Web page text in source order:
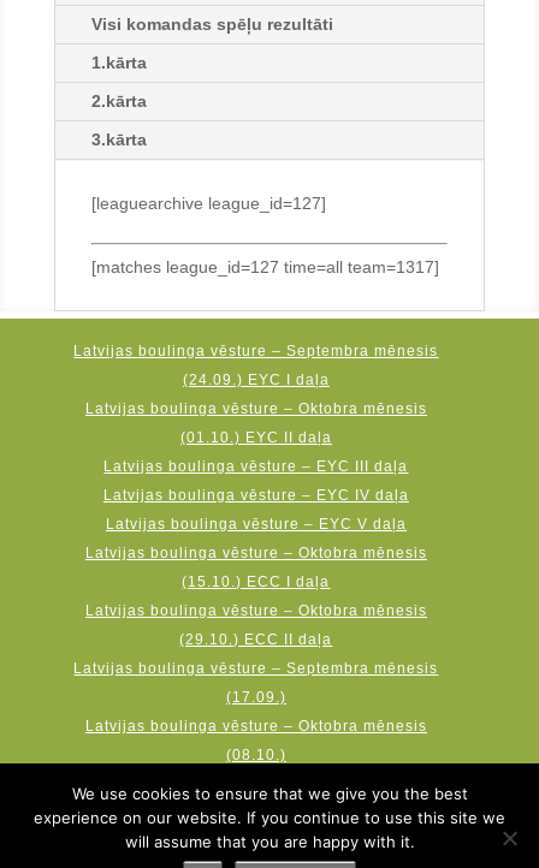
Visi komandas spēļu rezultāti
1.kārta
2.kārta
3.kārta
[leaguearchive league_id=127]
[matches league_id=127 time=all team=1317]
Latvijas boulinga vēsture – Septembra mēnesis
(24.09.) EYC I daļa
Latvijas boulinga vēsture – Oktobra mēnesis
(01.10.) EYC II daļa
Latvijas boulinga vēsture – EYC III daļa
Latvijas boulinga vēsture – EYC IV daļa
Latvijas boulinga vēsture – EYC V daļa
Latvijas boulinga vēsture – Oktobra mēnesis
(15.10.) ECC I daļa
Latvijas boulinga vēsture – Oktobra mēnesis
(29.10.) ECC II daļa
Latvijas boulinga vēsture – Septembra mēnesis
(17.09.)
Latvijas boulinga vēsture – Oktobra mēnesis
(08.10.)
Latvijas boulinga vēsture – Novembra mēnesis
(19.11.) AMF Qubica World Cup
We use cookies to ensure that we give you the best
experience on our website. If you continue to use this site we
will assume that you are happy with it.